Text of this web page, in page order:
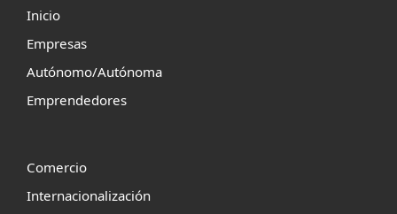
Inicio
Empresas
Autónomo/Autónoma
Emprendedores
Comercio
Internacionalización